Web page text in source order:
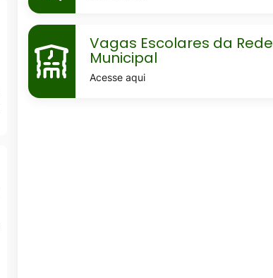
MaskVagas-
escolares-
da-
rede-
Vagas Escolares da Rede
Municipal
Acesse aqui